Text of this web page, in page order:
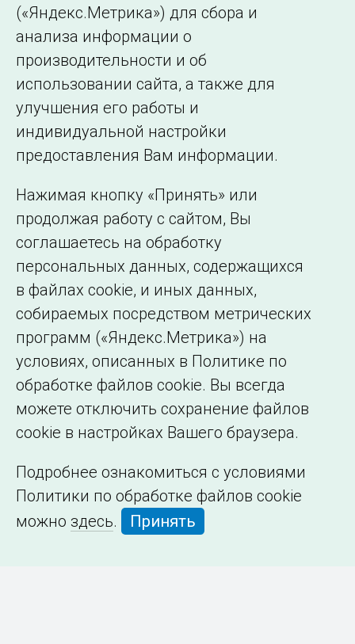
ОДУ Северо-Запада
©2005–2026 АО «СО ЕЭС»
Филиалы и
представительства
образовательной
организации
(«Яндекс.Метрика») для сбора и
анализа информации о
производительности и об
использовании сайта, а также для
улучшения его работы и
индивидуальной настройки
предоставления Вам информации.
Нажимая кнопку «Принять» или
продолжая работу с сайтом, Вы
соглашаетесь на обработку
персональных данных, содержащихся
в файлах cookie, и иных данных,
собираемых посредством метрических
программ («Яндекс.Метрика») на
условиях, описанных в Политике по
обработке файлов cookie. Вы всегда
можете отключить сохранение файлов
cookie в настройках Вашего браузера.
Подробнее ознакомиться с условиями
Политики по обработке файлов cookie
можно здесь. Принять